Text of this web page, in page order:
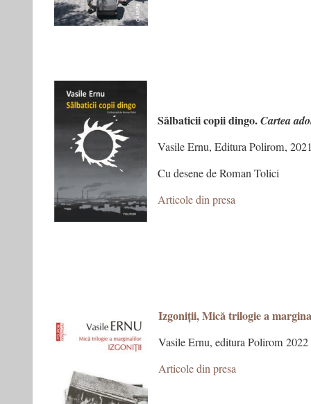
Sălbaticii copii dingo.Cartea
Vasile Ernu, Editura Polirom,
Cu desene de Roman Tolici
Articole din presa
Izgoniții, Mică trilogie a
Vasile Ernu, editura Polirom 2022
Articole din presa